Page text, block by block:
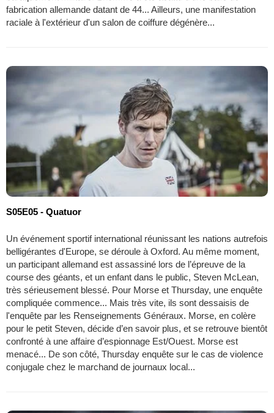
fabrication allemande datant de 44... Ailleurs, une manifestation
raciale à l'extérieur d'un salon de coiffure dégénère...
S05E05 - Quatuor
Un événement sportif international réunissant les nations autrefois
belligérantes d'Europe, se déroule à Oxford. Au même moment,
un participant allemand est assassiné lors de l’épreuve de la
course des géants, et un enfant dans le public, Steven McLean,
très sérieusement blessé. Pour Morse et Thursday, une enquête
compliquée commence... Mais très vite, ils sont dessaisis de
l'enquête par les Renseignements Généraux. Morse, en colère
pour le petit Steven, décide d’en savoir plus, et se retrouve bientôt
confronté à une affaire d’espionnage Est/Ouest. Morse est
menacé... De son côté, Thursday enquête sur le cas de violence
conjugale chez le marchand de journaux local...